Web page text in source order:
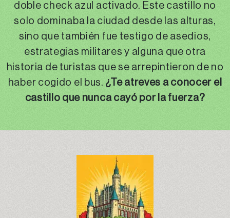
doble check azul activado. Este castillo no
solo dominaba la ciudad desde las alturas,
sino que también fue testigo de asedios,
estrategias militares y alguna que otra
historia de turistas que se arrepintieron de no
haber cogido el bus. ¿Te atreves a conocer el
castillo que nunca cayó por la fuerza?